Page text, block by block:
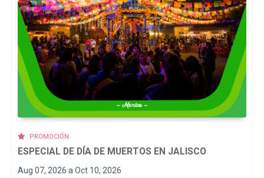
PROMOCIÓN
ESPECIAL DE DÍA DE MUERTOS EN JALISCO
Aug 07, 2026 a Oct 10, 2026